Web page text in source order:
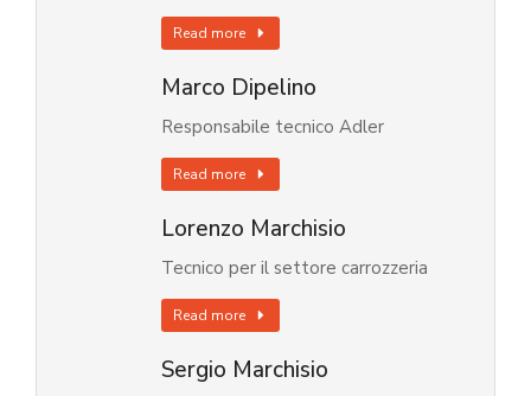
Read more
Marco Dipelino
Responsabile tecnico Adler
Read more
Lorenzo Marchisio
Tecnico per il settore carrozzeria
Read more
Sergio Marchisio